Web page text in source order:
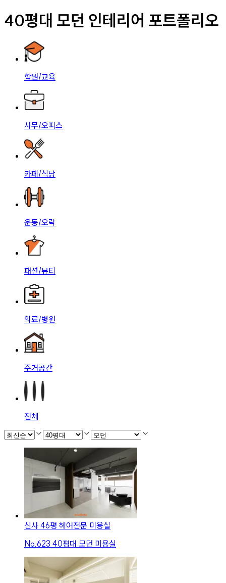
40평대 모던 인테리어 포트폴리오
학원/교육
사무/오피스
카페/식당
운동/오락
패션/뷰티
의료/병원
주거공간
전체
신사 46평 헤어전문 미용실
No. 623 40평대 모던 미용실